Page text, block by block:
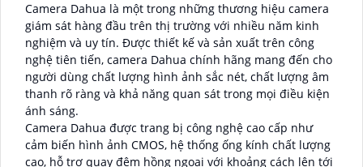
Camera Dahua là một trong những thương hiệu camera
giám sát hàng đầu trên thị trường với nhiều năm kinh
nghiệm và uy tín. Được thiết kế và sản xuất trên công
nghệ tiên tiến, camera Dahua chính hãng mang đến cho
người dùng chất lượng hình ảnh sắc nét, chất lượng âm
thanh rõ ràng và khả năng quan sát trong mọi điều kiện
ánh sáng.
Camera Dahua được trang bị công nghệ cao cấp như
cảm biến hình ảnh CMOS, hệ thống ống kính chất lượng
cao, hỗ trợ quay đêm hồng ngoại với khoảng cách lên tới